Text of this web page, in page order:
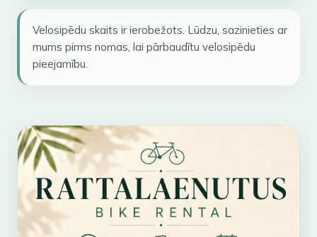
Velosipēdu skaits ir ierobežots. Lūdzu, sazinieties ar
mums pirms nomas, lai pārbaudītu velosipēdu
pieejamību.